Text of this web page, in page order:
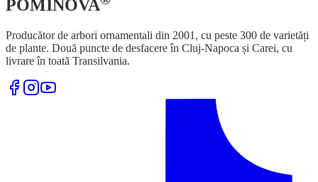
POMINOVA
Producător de arbori ornamentali din 2001, cu peste 300 de varietăți
de plante. Două puncte de desfacere în Cluj-Napoca și Carei, cu
livrare în toată Transilvania.